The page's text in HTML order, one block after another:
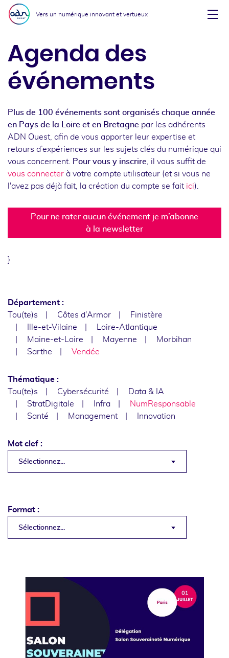
Aller au menu
Aller au contenu
Vers un numérique innovant et vertueux
Agenda des
événements
Plus de 100 événements sont organisés chaque année
en Pays de la Loire et en Bretagne par les adhérents
ADN Ouest, afin de vous apporter leur expertise et
retours d’expériences sur les sujets clés du numérique qui
vous concernent.
Pour vous y inscrire , il vous suffit de
vous connecter à votre compte utilisateur (et si vous ne
l'avez pas déjà fait, la création du compte se fait ici).
Pour ne rater aucun événement je m’abonne
à la newsletter
}
Département :
Tou(te)s
Côtes d'Armor
Finistère
Ille-et-Vilaine
Loire-Atlantique
Maine-et-Loire
Mayenne
Morbihan
Sarthe
Vendée
Thématique :
Tou(te)s
Cybersécurité
Data & IA
StratDigitale
Infra
NumResponsable
Santé
Management Innovation
Mot clef :
Sélectionnez...
Format :
Sélectionnez...